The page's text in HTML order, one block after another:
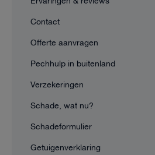
Contact
Offerte aanvragen
Pechhulp in buitenland
Verzekeringen
Schade, wat nu?
Schadeformulier
Getuigenverklaring